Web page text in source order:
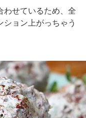
わせているため、全
ョン上がっちゃう